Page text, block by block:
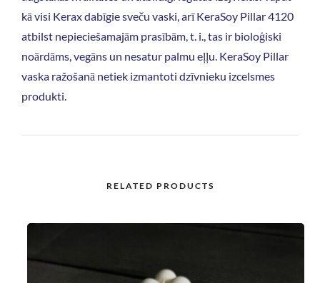
kā visi Kerax dabīgie sveču vaski, arī KeraSoy Pillar 4120
atbilst nepieciešamajām prasībām, t. i., tas ir bioloģiski
noārdāms, vegāns un nesatur palmu eļļu. KeraSoy Pillar
vaska ražošanā netiek izmantoti dzīvnieku izcelsmes
produkti.
RELATED PRODUCTS